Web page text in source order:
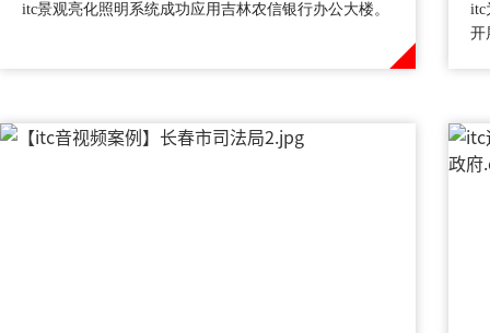
itc景观亮化照明系统成功应用吉林农信银行办公大楼。
itc
开